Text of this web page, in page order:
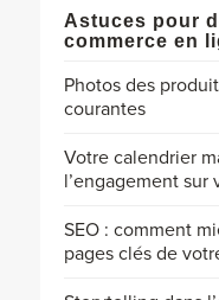
Astuces pour
commerce en
Photos des
courantes
Votre calendrier
l’engagement
SEO : comment
pages clés de